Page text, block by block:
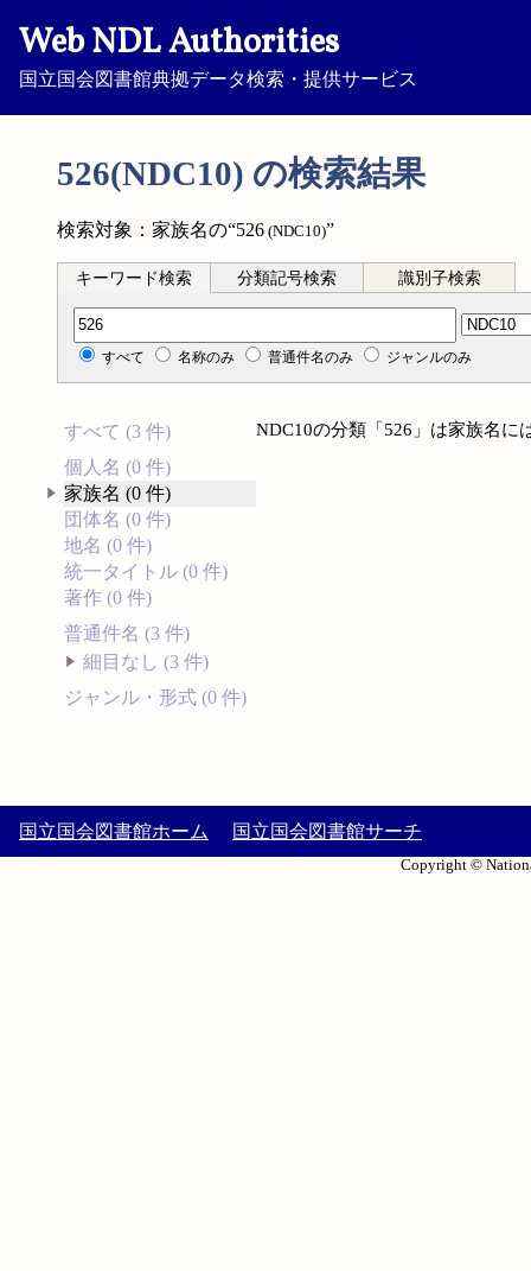
Web NDL Authorities
国立国会図書館典拠データ検索・提供サービス
526(NDC10) の検索結果
検索対象：家族名の“526 (NDC10)”
キーワード検索 分類記号検索 識別子検索
分類記号検索
すべて 名称のみ 普通件名のみ ジャンルのみ
すべて (3 件)
個人名 (0 件)
家族名 (0 件)
団体名 (0 件)
地名 (0 件)
統一タイトル (0 件)
著作 (0 件)
普通件名 (3 件)
細目なし (3 件)
ジャンル・形式 (0 件)
NDC10の分類「526」は家族名に
国立国会図書館ホーム 国立国会図書館サーチ
Copyright ©